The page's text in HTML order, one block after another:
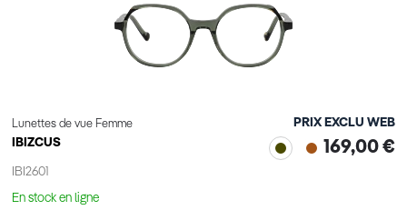
Lunettes de vue Femme
IBIZCUS
IBI2601
PRIX EXCLU WEB
169,00 €
En stock en ligne